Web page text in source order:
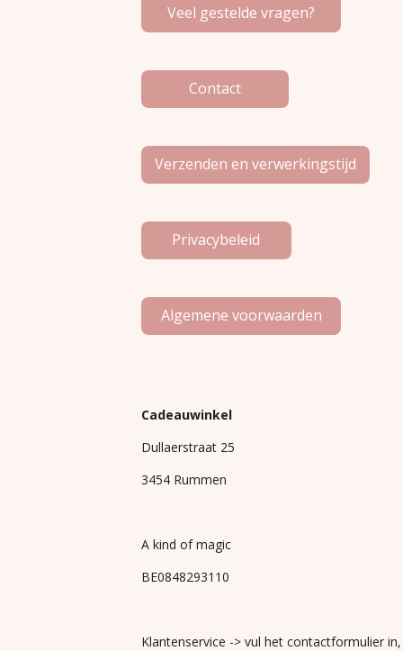
o
k
r
a
Veel gestelde vragen?
Contact
Verzenden en verwerkingstijd
Privacybeleid
Algemene voorwaarden
Cadeauwinkel
Dullaerstraat 25
3454 Rummen
A kind of magic
BE0848293110
Klantenservice -> vul het contactformulier in,